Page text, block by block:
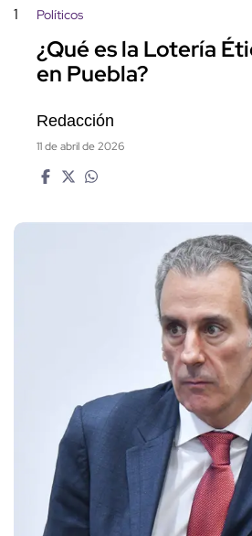
1 Políticos
¿Qué es la Lotería
en Puebla?
Redacción
11 de abril de 2026